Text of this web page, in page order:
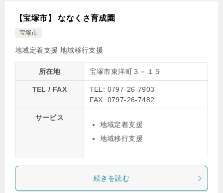
【宝塚市】 ななくさ育成園
宝塚市
地域定着支援 地域移行支援
所在地 宝塚市東洋町３－１５
TEL / FAX
TEL: 0797-26-7903
FAX: 0797-26-7482
サービス
地域定着支援
地域移行支援
続きを読む